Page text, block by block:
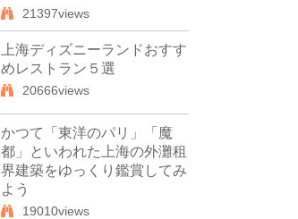
21397views
上海ディズニーランドおすす
めレストラン５選
20666views
かつて「東洋のパリ」「魔
都」といわれた上海の外灘租
界建築をゆっくり鑑賞してみ
よう
19010views